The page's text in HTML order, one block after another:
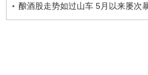
酿酒股走势如过山车 5月以来屡次